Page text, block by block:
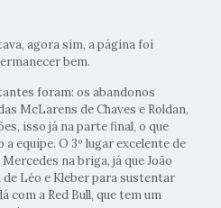
agora sim, a página foi
bem.
foram: os abandonos
McLarens de Chaves e Roldan,
isso já na parte final, o que
equipe. O 3º lugar excelente de
na briga, já que João
Léo e Kleber para sustentar
com a Red Bull, que tem um